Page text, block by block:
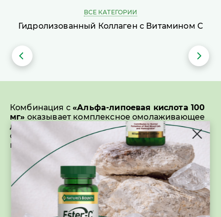
ВСЕ КАТЕГОРИИ
Гидролизованный Коллаген с Витамином С
Комбинация с«Альфа-липоевая кислота 100
мг» оказывает комплексное омолаживающее
действие за счет защиты от перекисного
окисления, воспаления, процессов старения
кожи и организма в целом.